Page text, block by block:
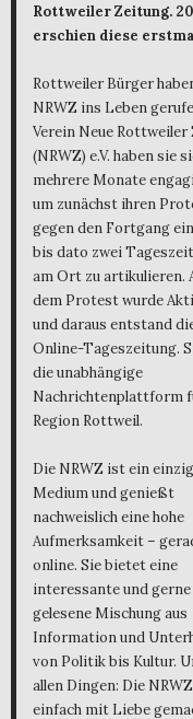
Rottweiler Zeitung.
erschien diese
Rottweiler Bürger
NRWZ ins Leben
Verein Neue
(NRWZ) e.V. haben sie
mehrere Monate
um zunächst ihren
gegen den Fortgang
bis dato zwei
am Ort zu artikulieren.
dem Protest wurde
und daraus entstand
Online-Tageszeitung.
die unabhängige
Nachrichtenplattform
Region Rottweil.
Die NRWZ ist ein
Medium und genießt
nachweislich eine hohe
Aufmerksamkeit –
online. Sie bietet eine
interessante und gerne
gelesene Mischung aus
Information und
von Politik bis Kultur.
allen Dingen: Die
einfach mit Liebe